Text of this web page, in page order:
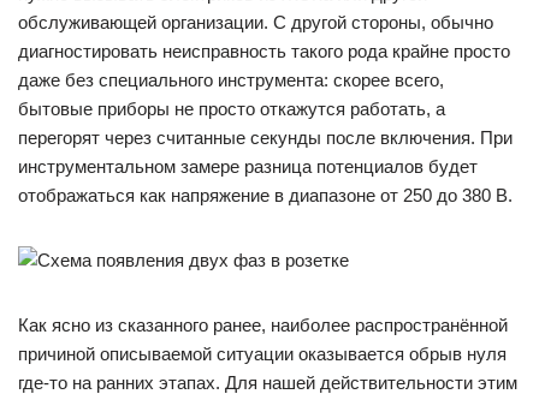
обслуживающей организации. С другой стороны, обычно
диагностировать неисправность такого рода крайне просто
даже без специального инструмента: скорее всего,
бытовые приборы не просто откажутся работать, а
перегорят через считанные секунды после включения. При
инструментальном замере разница потенциалов будет
отображаться как напряжение в диапазоне от 250 до 380 В.
Как ясно из сказанного ранее, наиболее распространённой
причиной описываемой ситуации оказывается обрыв нуля
где-то на ранних этапах. Для нашей действительности этим